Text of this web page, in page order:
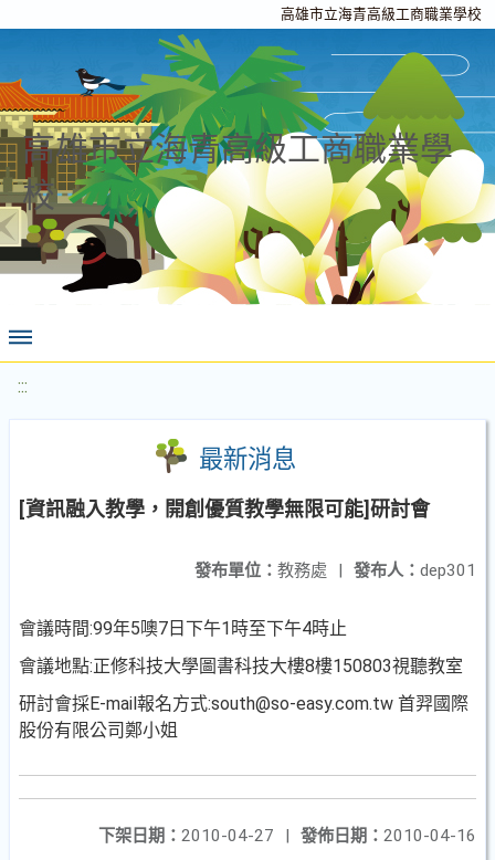
高雄市立海青高級工商職業學校
高雄市立海青高級工商職業學
校
:::
最新消息
[資訊融入教學，開創優質教學無限可能]研討會
發布人： dep301
發布單位： 教務處 |
會議時間:99年5噢7日下午1時至下午4時止
會議地點:正修科技大學圖書科技大樓8樓150803視聽教室
研討會採E-mail報名方式:south@so-easy.com.tw 首羿國際
股份有限公司鄭小姐
發佈日期： 2010-04-16
下架日期： 2010-04-27
|